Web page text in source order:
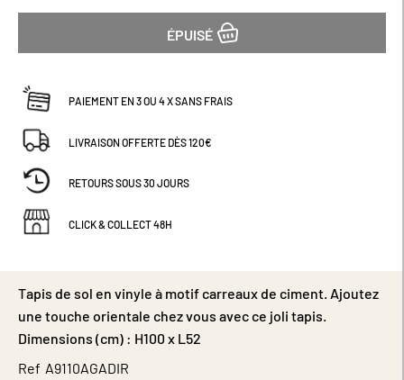
ÉPUISÉ
PAIEMENT EN 3 OU 4 X SANS FRAIS
LIVRAISON OFFERTE DÈS 120€
RETOURS SOUS 30 JOURS
CLICK & COLLECT 48H
Tapis de sol en vinyle à motif carreaux de ciment. Ajoutez
une touche orientale chez vous avec ce joli tapis.
Dimensions (cm) : H100 x L52
Ref A9110AGADIR